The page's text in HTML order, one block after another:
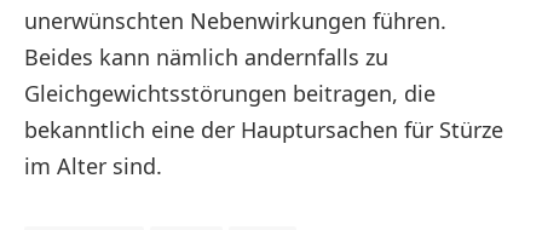
unerwünschten Nebenwirkungen führen.
Beides kann nämlich andernfalls zu
Gleichgewichtsstörungen beitragen, die
bekanntlich eine der Hauptursachen für Stürze
im Alter sind.